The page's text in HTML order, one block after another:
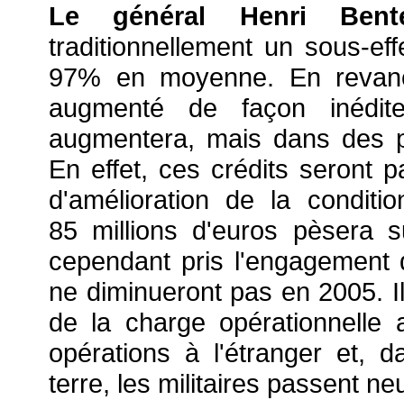
Le général Henri
traditionnellement un sous-
97% en moyenne. En
augmenté de façon
augmentera, mais dans des
En effet, ces crédits seront
d'amélioration de la
85 millions d'euros pèsera
cependant pris
ne diminueront pas en 2005.
de la charge
opérations à l'étranger et,
terre, les militaires passent